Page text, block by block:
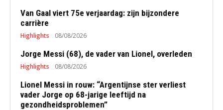
Van Gaal viert 75e verjaardag: zijn bijzondere
carrière
Highlights 08/08/2026
Jorge Messi (68), de vader van Lionel, overleden
Highlights 08/08/2026
Lionel Messi in rouw: “Argentijnse ster verliest
vader Jorge op 68-jarige leeftijd na
gezondheidsproblemen”